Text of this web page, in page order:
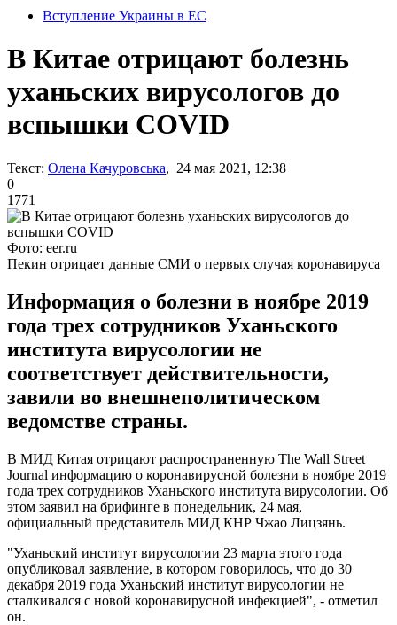
Вступление Украины в ЕС
В Китае отрицают болезнь
уханьских вирусологов до
вспышки COVID
Текст: Олена Качуровська, 24 мая 2021, 12:38
0
1771
Фото: eer.ru
Пекин отрицает данные СМИ о первых случая коронавируса
Информация о болезни в ноябре 2019
года трех сотрудников Уханьского
института вирусологии не
соответствует действительности,
завили во внешнеполитическом
ведомстве страны.
В МИД Китая отрицают распространенную The Wall Street
Journal информацию о коронавирусной болезни в ноябре 2019
года трех сотрудников Уханьского института вирусологии. Об
этом заявил на брифинге в понедельник, 24 мая,
официальный представитель МИД КНР Чжао Лицзянь.
"Уханьский институт вирусологии 23 марта этого года
опубликовал заявление, в котором говорилось, что до 30
декабря 2019 года Уханьский институт вирусологии не
сталкивался с новой коронавирусной инфекцией", - отметил
он.